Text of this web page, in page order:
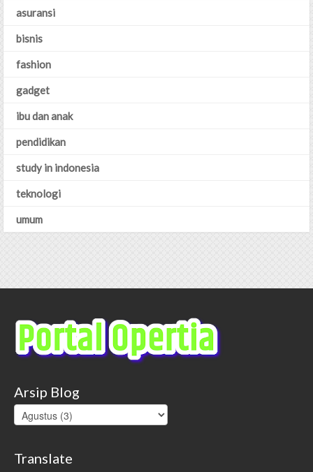
asuransi
bisnis
fashion
gadget
ibu dan anak
pendidikan
study in indonesia
teknologi
umum
Arsip Blog
Translate